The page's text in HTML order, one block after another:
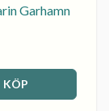
Garhamn
KÖP